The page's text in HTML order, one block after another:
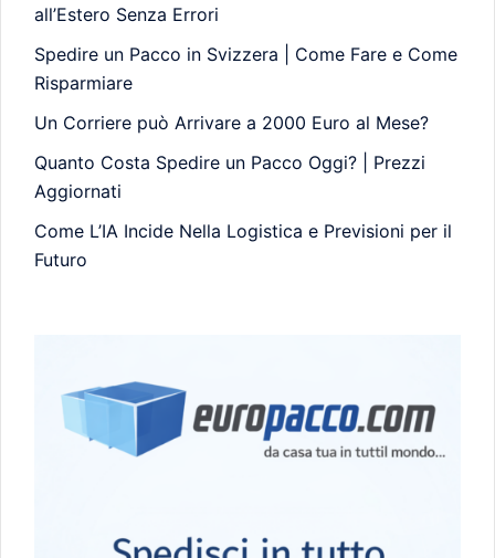
all’Estero Senza Errori
Spedire un Pacco in Svizzera | Come Fare e Come
Risparmiare
Un Corriere può Arrivare a 2000 Euro al Mese?
Quanto Costa Spedire un Pacco Oggi? | Prezzi
Aggiornati
Come L’IA Incide Nella Logistica e Previsioni per il
Futuro